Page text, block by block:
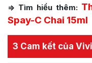
=> Tìm hiểu thêm:
Spay-C Chai 15ml
3 Cam kết của